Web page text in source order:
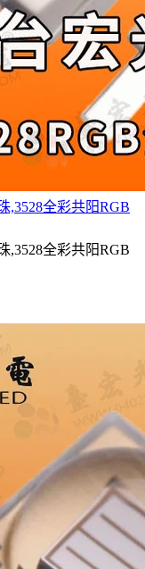
,3528全彩共阳RGB
,3528全彩共阳RGB